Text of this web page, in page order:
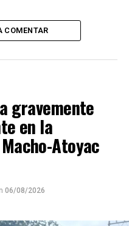
COMENTAR
gravemente
en la
Atoyac
06/08/2026